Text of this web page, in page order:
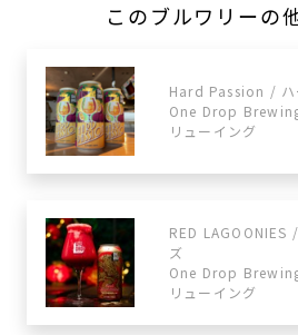
このブルワリーの
Hard Passion / ハ
One Drop
リューイング
RED LAGOONIES
ズ
One Drop
リューイング